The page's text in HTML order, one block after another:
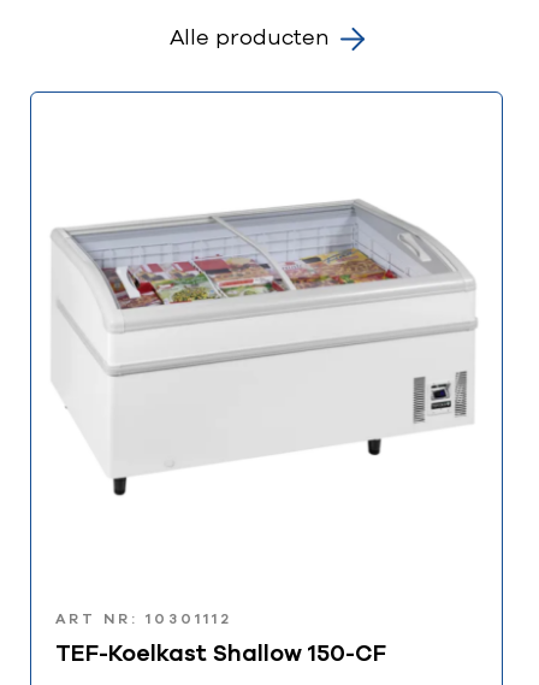
Alle producten
ART NR: 10301112
TEF-Koelkast Shallow 150-CF